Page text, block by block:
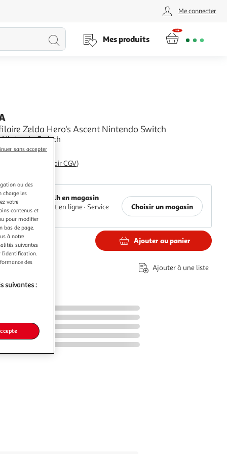
Me connecter
Lancer
Mes produits
Zelda Hero's Ascent Nintendo Switch
Nintendo Switch
voir CGV)
Choisir un magasin
Retrait 1h en magasin
Paiement en ligne ·Service
offert
Ajouter au panier
Ajouter à une liste
ou des
charge les
votre
contenus et
pour modifier
bas de page.
à notre
suivantes
des
suivantes :
sans accepter